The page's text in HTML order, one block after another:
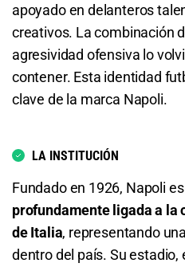
Total de Goles - Menos de 3.5
1.24 S/
Total de Goles - Más de 4.5
Total de Goles - Menos de 4.5
1.09 S/
Total de Tarjetas - Menos de 0.5
apoyado en delanteros
creativos. La combinación
agresividad ofensiva lo
contener. Esta identidad
clave de la marca Napoli.
LA INSTITUCIÓN
Fundado en 1926, Napoli es
profundamente ligada a la
de Italia, representando
dentro del país. Su estadio,